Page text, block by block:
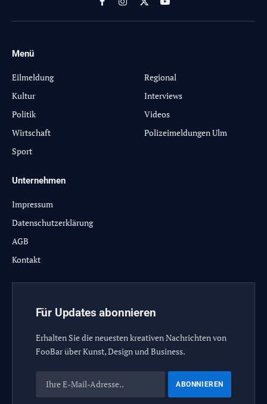
FacebookInstagram
X
(Twitter)
YouTube
Menü
Eilmeldung
Kultur
Politik
Wirtschaft
Sport
Regional
Interviews
Videos
Polizeimeldungen Ulm
Unternehmen
Impressum
Datenschutzerklärung
AGB
Kontakt
Für Updates abonnieren
Erhalten Sie die neuesten kreativen Nachrichten von
FooBar über Kunst, Design und Business.